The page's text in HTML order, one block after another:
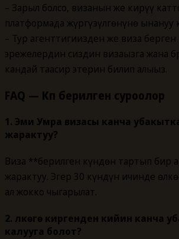
– Зарыл болсо, визанын же кирүү
платформада жүргүзүлгөнүнө ынануу
– Тур агенттигиңизден же виза
эрежелердин сиздин визаңызга жана
кандай таасир этерин билип алыңыз.
FAQ — Көп берилген суроолор
1. Эми Умра визасы канча
жарактуу?
Виза **берилген күндөн тартып бир
жарактуу. Эгер 30 күндүн ичинде
ал жокко чыгарылат.
2. Өлкөгө киргенден кийин канча
калууга болот?